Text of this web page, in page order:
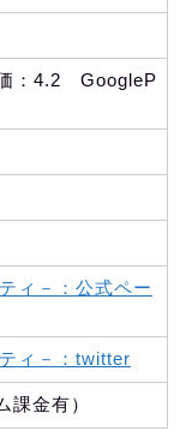
：4.2 GoogleP
ィ－：公式ペー
ィ－：twitter
課金有）